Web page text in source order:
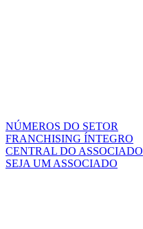
NÚMEROS DO SETOR
FRANCHISING ÍNTEGRO
CENTRAL DO ASSOCIADO
SEJA UM ASSOCIADO